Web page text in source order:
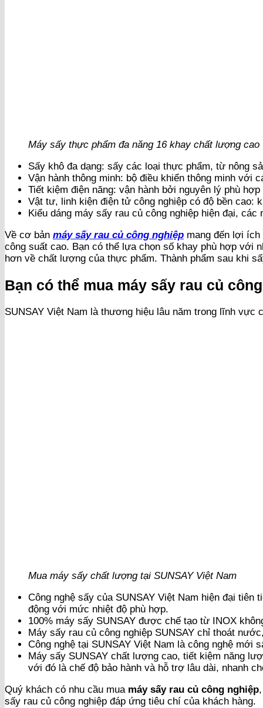
Máy sấy thực phẩm đa năng 16 khay chất lượng cao
Sấy khô đa dạng: sấy các loại thực phẩm, từ nông
Vận hành thông minh: bộ điều khiển thông minh với
Tiết kiệm điện năng: vận hành bởi nguyên lý phù
Vật tư, linh kiện điện tử công nghiệp có độ bền cao:
Kiểu dáng máy sấy rau củ công nghiệp hiện đại,
Về cơ bản máy sấy rau củ công nghiệp mang đến lợi
công suất cao. Bạn có thể lựa chọn số khay phù hợp với
hơn về chất lượng của thực phẩm. Thành phẩm sau khi
Bạn có thể mua máy sấy rau củ
SUNSAY Việt Nam là thương hiệu lâu năm trong lĩnh vực
Mua máy sấy chất lượng tại SUNSAY Việt Nam
Công nghệ sấy của SUNSAY Việt Nam hiện đại
động với mức nhiệt độ phù hợp.
100% máy sấy SUNSAY được chế tạo từ INOX
Máy sấy rau củ công nghiệp SUNSAY chỉ thoát
Công nghệ tại SUNSAY Việt Nam là công nghệ
Máy sấy SUNSAY chất lượng cao, tiết kiệm năng
với đó là chế độ bảo hành và hỗ trợ lâu dài, nhanh
Quý khách có nhu cầu mua máy sấy rau củ công nghiệp
sấy rau củ công nghiệp đáp ứng tiêu chí của khách hàng.